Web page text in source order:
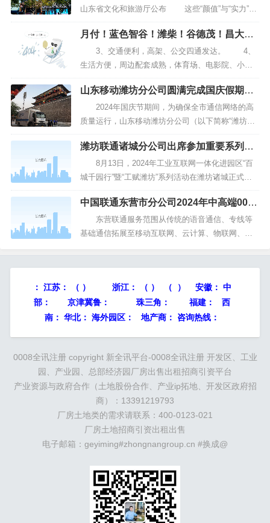
业服务等各类主体的窗口和通道，聚力支持中国农
业“走出去”。...
山东省文化和旅游厅公布 这些“颜值”与“实力”并
存的街区 柒坊巷街区位于济南市历下区明府城
古城片区，东临芙蓉街，西临鞭指巷，南临泉城
路，北临省府东街，是...
月付！蓝色智谷！潍柴！谷德茂！昌大！
歌尔光电园！呼叫中心
3、交通便利，高架、公交四通发达。 4、
生活方便，周边配套成熟，体育场、电影院、小吃
街、古 5、小区物业负责，出入设有门禁卡，小
区提供车位，楼下免费停放电动车。 6、房内配
套设施齐全，卫生干净，24热水，拎包入住。...
山东移动潍坊分公司圆满完成国庆假期通
信保障
2024年国庆节期间，为确保全市通信网络的高
质量运行，山东移动潍坊分公司（以下简称“潍坊移
动”）根据往年保障经验，提前谋划，精心组织，成
立了网络部专项保障组，全面部署国庆节通信保障
工作。 针对高铁、高速、交通枢纽等重点场
景，潍坊移动加强网络保障力度，以确保用户在...
潍坊联通诸城分公司出席参加重要系列活
8月13日，2024年工业互联网一体化进园区“百
城千园行”暨“工赋潍坊”系列活动在潍坊诸城正式启
动，活动旨在发挥诸城重点产业链产业集聚优势，
推动工业互联网落地普及，促进广大企业特别是中
小企业加快数字化转型，促进诸城加快制造业立市
发展战略和高质量建设全国先进制造研发基地。...
中国联通东营市分公司2024年中高端0008
全讯注册的人才招聘公告
东营联通服务范围从传统的语音通信、专线等
基础通信拓展至移动互联网、云计算、物联网、电
求：本科及以上学历且取得相应学位。2、专业要
求：...
： 江苏： （ ） 浙江： （ ） （ ） 安徽： 中
部：
京津冀鲁： 珠三角：
福建： 西
南： 华北： 海外园区： 地产商： 咨询热线：
0008全讯注册 copyright 新全讯平台-0008全讯注册开发区、工业
园、产业园、总部经济园厂房出售出租招商引资平台
产业资源与政府合作（土地股份合作、产业ip拓地、开发区政府招
商）：13391219793
厂房土地类的需求请联系：400-0123-021
厂房土地招商引资出租出售
电子邮箱：geyiming#zhongnangroup.cn #换成@